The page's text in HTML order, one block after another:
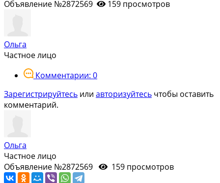
Объявление №2872569 159 просмотров
Ольга
Частное лицо
Комментарии: 0
Зарегистрируйтесь или авторизуйтесь чтобы оставить
комментарий.
Ольга
Частное лицо
Объявление №2872569
159 просмотров